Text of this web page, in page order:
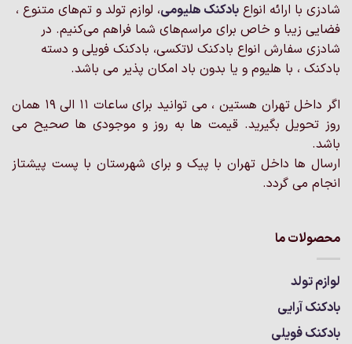
گزینه
ها
ممکن
در
محصول
انتخاب
گزینه
ها
ممکن
است
صفحه
محصول
انتخاب
شادزی با ارائه انواع بادکنک‌ هلیومی، لوازم تولد و تم‌های متنوع ،
فضایی زیبا و خاص برای مراسم‌های شما فراهم می‌کنیم. در
شادزی سفارش انواع بادکنک لاتکسی، بادکنک فویلی و دسته
بادکنک ، با هلیوم و یا بدون باد امکان پذیر می باشد.
اگر داخل تهران هستین ، می توانید برای ساعات 11 الی 19 همان
روز تحویل بگیرید. قیمت ها به روز و موجودی ها صحیح می
باشد.
ارسال ها داخل تهران با پیک و برای شهرستان با پست پیشتاز
انجام می گردد.
محصولات ما
لوازم تولد
بادکنک آرایی
بادکنک فویلی